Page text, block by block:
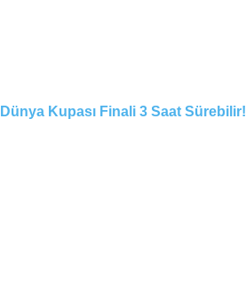
Dünya Kupası Finali 3 Saat Sürebilir!